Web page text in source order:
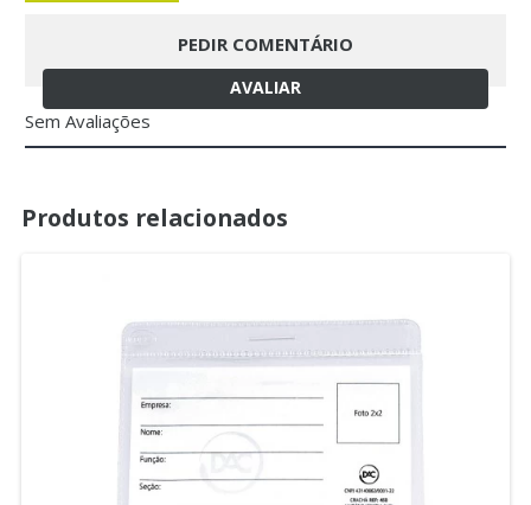
PEDIR COMENTÁRIO
AVALIAR
Sem Avaliações
Produtos relacionados